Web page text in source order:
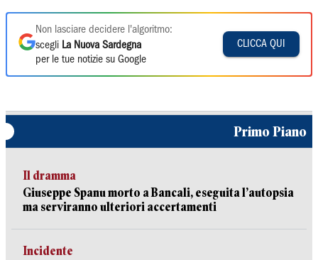
Non lasciare decidere l'algoritmo:
scegli La Nuova Sardegna
per le tue notizie su Google
CLICCA QUI
Primo Piano
Il dramma
Giuseppe Spanu morto a Bancali, eseguita l’autopsia
ma serviranno ulteriori accertamenti
Incidente